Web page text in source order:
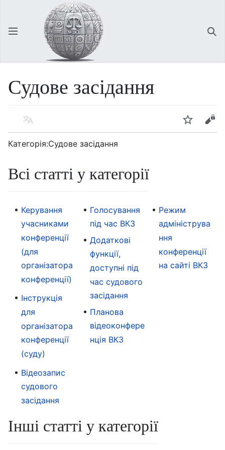
Відкрити головне меню
Судове засідання
Мова Спостерігати
Редагувати
Категорія:Судове засідання
Всі статті у категорії
Керування
учасниками
конференції
(для
організатора
конференції)
Інструкція
для
організатора
конференції
(суду)
Відеозапис
судового
засідання
Голосування
під час ВКЗ
Додаткові
функції,
доступні під
час судового
засідання
Планова
відеоконфере
нція ВКЗ
Режим
адмініструва
ння
конференції
на сайті ВКЗ
Інші статті у категорії